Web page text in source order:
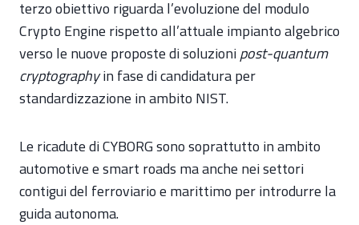
terzo obiettivo riguarda l’evoluzione del modulo
Crypto Engine rispetto all’attuale impianto algebrico
verso le nuove proposte di soluzionipost-quantum
cryptographyin fase di candidatura per
standardizzazione in ambito NIST.
Le ricadute di CYBORG sono soprattutto in ambito
automotive e smart roads ma anche nei settori
contigui del ferroviario e marittimo per introdurre la
guida autonoma.